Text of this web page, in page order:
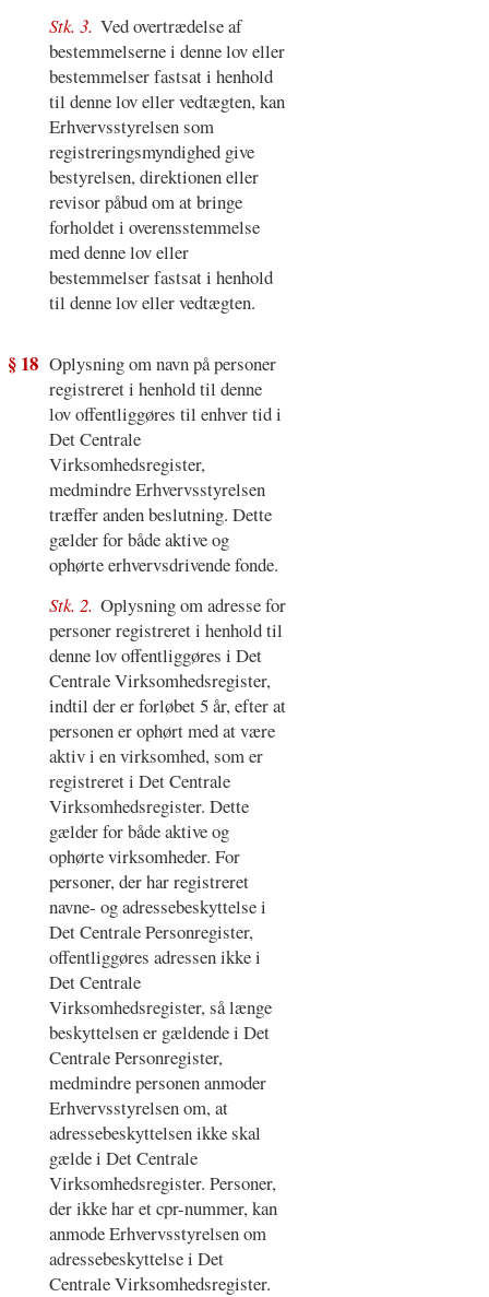
Stk. 3. Ved overtrædelse af
bestemmelserne i denne lov eller
bestemmelser fastsat i henhold
til denne lov eller vedtægten, kan
Erhvervsstyrelsen som
registreringsmyndighed give
bestyrelsen, direktionen eller
revisor påbud om at bringe
forholdet i overensstemmelse
med denne lov eller
bestemmelser fastsat i henhold
til denne lov eller vedtægten.
§ 18 Oplysning om navn på personer
registreret i henhold til denne
lov offentliggøres til enhver tid i
Det Centrale
Virksomhedsregister,
medmindre Erhvervsstyrelsen
træffer anden beslutning. Dette
gælder for både aktive og
ophørte erhvervsdrivende fonde.
Stk. 2. Oplysning om adresse for
personer registreret i henhold til
denne lov offentliggøres i Det
Centrale Virksomhedsregister,
indtil der er forløbet 5 år, efter at
personen er ophørt med at være
aktiv i en virksomhed, som er
registreret i Det Centrale
Virksomhedsregister. Dette
gælder for både aktive og
ophørte virksomheder. For
personer, der har registreret
navne- og adressebeskyttelse i
Det Centrale Personregister,
offentliggøres adressen ikke i
Det Centrale
Virksomhedsregister, så længe
beskyttelsen er gældende i Det
Centrale Personregister,
medmindre personen anmoder
Erhvervsstyrelsen om, at
adressebeskyttelsen ikke skal
gælde i Det Centrale
Virksomhedsregister. Personer,
der ikke har et cpr-nummer, kan
anmode Erhvervsstyrelsen om
adressebeskyttelse i Det
Centrale Virksomhedsregister.